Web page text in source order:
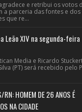
e retribui os votos
a parceria das fontes e dos
que re...
Leão XIV na segunda-feira
Media e Ricardo
(PT) será recebido pelo
RN: HOMEM DE 26 ANOS É
NA CIDADE